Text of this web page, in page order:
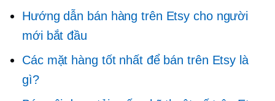
Hướng dẫn bán hàng trên Etsy cho người
mới bắt đầu
Các mặt hàng tốt nhất để bán trên Etsy là
gì?